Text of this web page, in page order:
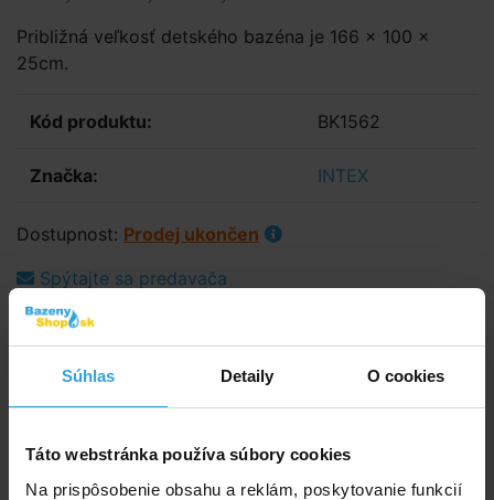
Súhlas Detaily O cookies
Táto webstránka používa súbory cookies
Na prispôsobenie obsahu a reklám, poskytovanie funkcií
Približná veľkosť detského bazéna je 166 x 100 x
25cm.
Kód produktu: BK1562
Značka: INTEX
Dostupnost: Prodej ukončen
Spýtajte sa predavača
Podrobný popis
Podrobný popis
má nafukovaciu podlahu a je vhodný pre deti od
2 rokov.